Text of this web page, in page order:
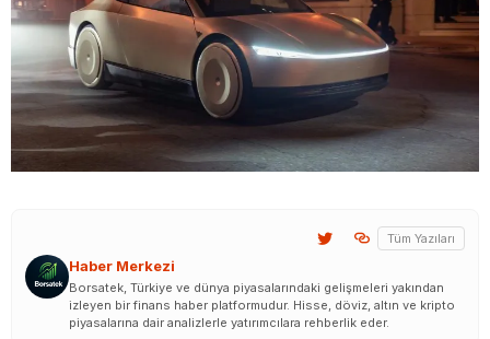
Haber Merkezi
Tüm Yazıları
Borsatek, Türkiye ve dünya piyasalarındaki gelişmeleri yakından
izleyen bir finans haber platformudur. Hisse, döviz, altın ve kripto
piyasalarına dair analizlerle yatırımcılara rehberlik eder.